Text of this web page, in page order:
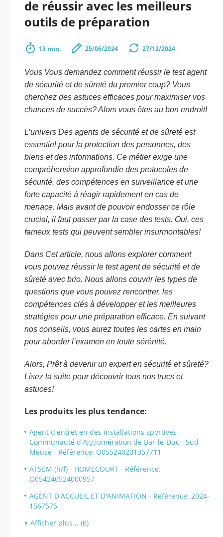
de réussir avec les meilleurs
outils de préparation
15 min. 25/06/2024 27/12/2024
Vous Vous demandez comment réussir le test agent
de sécurité et de sûreté du premier coup? Vous
cherchez des astuces efficaces pour maximiser vos
chances de succès? Alors vous êtes au bon endroit!
L’univers Des agents de sécurité et de sûreté est
essentiel pour la protection des personnes, des
biens et des informations. Ce métier exige une
compréhension approfondie des protocoles de
sécurité, des compétences en surveillance et une
forte capacité à réagir rapidement en cas de
menace. Mais avant de pouvoir endosser ce rôle
crucial, il faut passer par la case des tests. Oui, ces
fameux tests qui peuvent sembler insurmontables!
Dans Cet article, nous allons explorer comment
vous pouvez réussir le test agent de sécurité et de
sûreté avec brio. Nous allons couvrir les types de
questions que vous pouvez rencontrer, les
compétences clés à développer et les meilleures
stratégies pour une préparation efficace. En suivant
nos conseils, vous aurez toutes les cartes en main
pour aborder l’examen en toute sérénité.
Alors, Prêt à devenir un expert en sécurité et sûreté?
Lisez la suite pour découvrir tous nos trucs et
astuces!
Les produits les plus tendance:
Agent d'entretien des installations sportives -
Communauté d'Agglomération de Bar-le-Duc - Sud
Meuse - Référence: O055240201357711
ATSEM (h/f) - HOMECOURT - Référence:
O054240524000957
AGENT D'ACCUEIL ET D'ANIMATION - Référence: 2024-
1567575
Afficher plus... (6)